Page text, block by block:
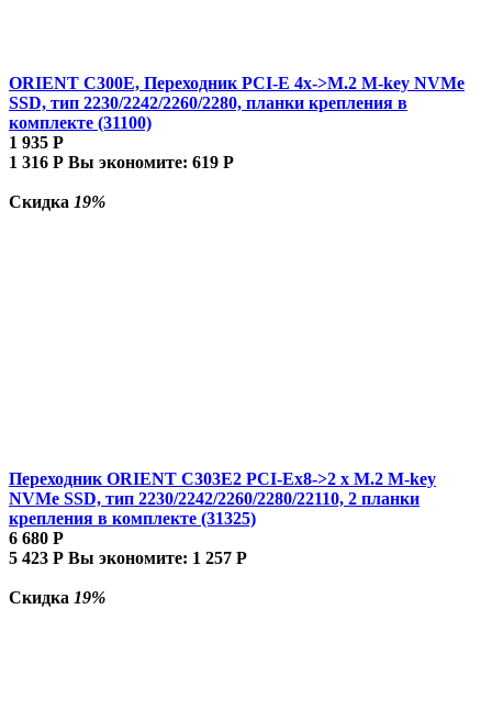
ORIENT C300E, Переходник PCI-E 4x->M.2 M-key NVMe
SSD, тип 2230/2242/2260/2280, планки крепления в
комплекте (31100)
1 935 Р
1 316 Р Вы экономите: 619 Р
Скидка 19%
Переходник ORIENT C303E2 PCI-Ex8->2 x M.2 M-key
NVMe SSD, тип 2230/2242/2260/2280/22110, 2 планки
крепления в комплекте (31325)
6 680 Р
5 423 Р Вы экономите: 1 257 Р
Скидка 19%